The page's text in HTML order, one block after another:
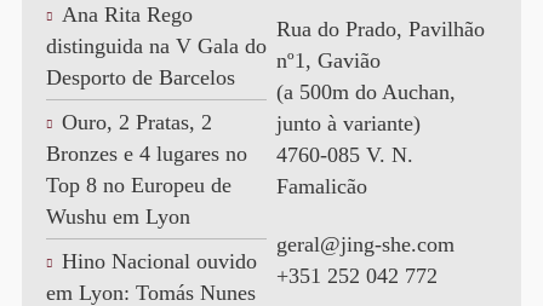
Ana Rita Rego
distinguida na V Gala do
Desporto de Barcelos
Ouro, 2 Pratas, 2
Bronzes e 4 lugares no
Top 8 no Europeu de
Wushu em Lyon
Hino Nacional ouvido
em Lyon: Tomás Nunes
Rua do Prado, Pavilhão
nº1, Gavião
(a 500m do Auchan,
junto à variante)
4760-085 V. N.
Famalicão
geral@jing-she.com
+351 252 042 772